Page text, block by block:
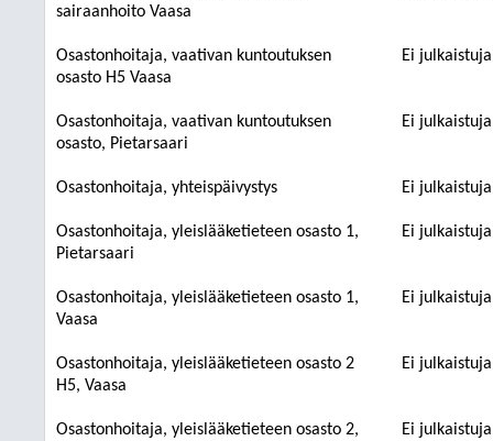
sairaanhoito Vaasa
Osastonhoitaja, vaativan kuntoutuksen
osasto H5 Vaasa
Ei
Osastonhoitaja, vaativan kuntoutuksen
osasto, Pietarsaari
Ei
Osastonhoitaja, yhteispäivystys Ei
Osastonhoitaja, yleislääketieteen osasto 1,
Pietarsaari
Ei
Osastonhoitaja, yleislääketieteen osasto 1,
Vaasa
Ei
Osastonhoitaja, yleislääketieteen osasto 2
H5, Vaasa
Ei
Osastonhoitaja, yleislääketieteen osasto 2,
Ei